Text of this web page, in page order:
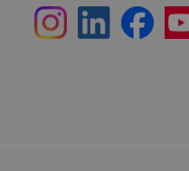
InstagramLinkedInFacebook